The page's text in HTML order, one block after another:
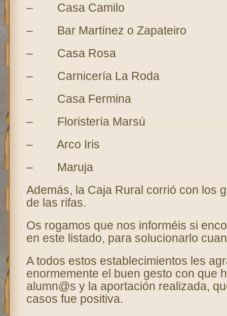
– Casa Camilo
– Bar Martínez o Zapateiro
– Casa Rosa
– Carnicería La Roda
– Casa Fermina
– Floristería Marsú
– Arco Iris
– Maruja
Además, la Caja Rural corrió con los
de las rifas.
Os rogamos que nos informéis si
en este listado, para solucionarlo
A todos estos establecimientos les
enormemente el buen gesto con que
alumn@s y la aportación realizada,
casos fue positiva.